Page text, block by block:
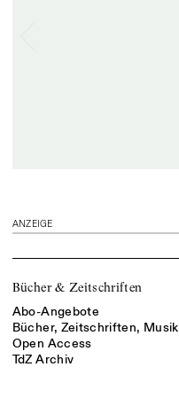
ANZEIGE
Bücher & Zeitschriften
Abo-Angebote
Bücher, Zeitschriften, Musik
Open Access
TdZ Archiv